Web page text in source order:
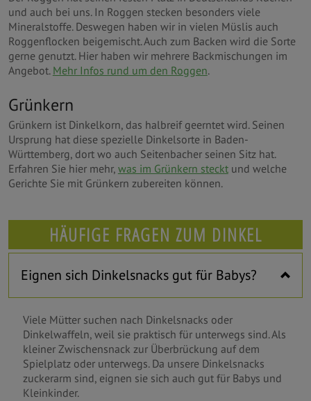
und auch bei uns. In Roggen stecken besonders viele
Mineralstoffe. Deswegen haben wir in vielen Müslis auch
Roggenflocken beigemischt. Auch zum Backen wird die Sorte
gerne genutzt. Hier haben wir mehrere Backmischungen im
Angebot. Mehr Infos rund um den Roggen.
Grünkern
Grünkern ist Dinkelkorn, das halbreif geerntet wird. Seinen
Ursprung hat diese spezielle Dinkelsorte in Baden-
Württemberg, dort wo auch Seitenbacher seinen Sitz hat.
Erfahren Sie hier mehr, was im Grünkern stecktund welche
Gerichte Sie mit Grünkern zubereiten können.
HÄUFIGE FRAGEN ZUM DINKEL
Eignen sich Dinkelsnacks gut für Babys?
Viele Mütter suchen nach Dinkelsnacks oder
Dinkelwaffeln, weil sie praktisch für unterwegs sind. Als
kleiner Zwischensnack zur Überbrückung auf dem
Spielplatz oder unterwegs. Da unsere Dinkelsnacks
zuckerarm sind, eignen sie sich auch gut für Babys und
Kleinkinder.